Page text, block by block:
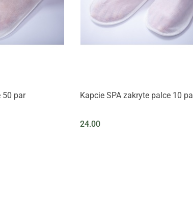
50 par Kapcie SPA zakryte palce 10
24.00